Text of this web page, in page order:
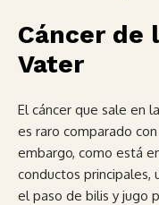
Cáncer de
Vater
El cáncer que sale en
es raro comparado
embargo, como está
conductos
el paso de bilis y jugo